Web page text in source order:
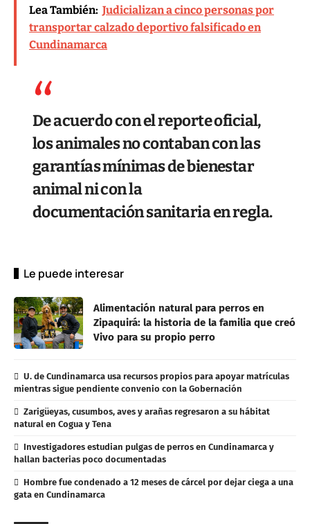
Lea También: Judicializan a cinco personas por
transportar calzado deportivo falsificado en
Cundinamarca
De acuerdo con el reporte oficial,
los animales no contaban con las
garantías mínimas de bienestar
animal ni con la
documentación sanitaria en regla.
Le puede interesar
Alimentación natural para perros en
Zipaquirá: la historia de la familia que creó
Vivo para su propio perro
U. de Cundinamarca usa recursos propios para apoyar matrículas
mientras sigue pendiente convenio con la Gobernación
Zarigüeyas, cusumbos, aves y arañas regresaron a su hábitat
natural en Cogua y Tena
Investigadores estudian pulgas de perros en Cundinamarca y
hallan bacterias poco documentadas
Hombre fue condenado a 12 meses de cárcel por dejar ciega a una
gata en Cundinamarca